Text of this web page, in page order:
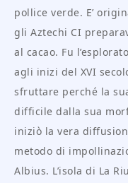
pollice verde. E’
gli Aztechi CI
al cacao. Fu
agli inizi del XVI
sfruttare perché la
difficile dalla sua
iniziò la vera
metodo di
Albius. L’isola di La